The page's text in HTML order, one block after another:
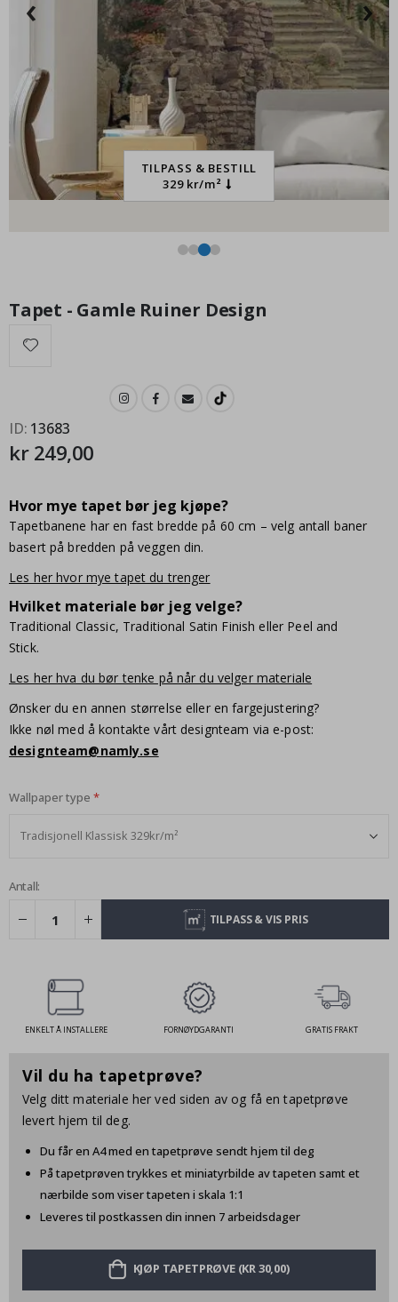
249,00 Kr
TILPASS & BESTILL
329 kr/m²
Tapet - Gamle Ruiner Design
ID 13683
kr 249,00
Hvor mye tapet bør jeg kjøpe?
Tapetbanene har en fast bredde på 60 cm – velg antall baner
basert på bredden på veggen din.
Les her hvor mye tapet du trenger
Hvilket materiale bør jeg velge?
Traditional Classic, Traditional Satin Finish eller Peel and
Stick.
Les her hva du bør tenke på når du velger materiale
Ønsker du en annen størrelse eller en fargejustering?
Ikke nøl med å kontakte vårt designteam via e-post:
designteam@namly.se
Wallpaper type
Antall:
TILPASS & VIS PRIS
ENKELT Å INSTALLERE FORNØYDGARANTI GRATIS FRAKT
Vil du ha tapetprøve?
Velg ditt materiale her ved siden av og få en tapetprøve
levert hjem til deg.
Du får en A4 med en tapetprøve sendt hjem til deg
På tapetprøven trykkes et miniatyrbilde av tapeten samt et
nærbilde som viser tapeten i skala 1:1
Leveres til postkassen din innen 7 arbeidsdager
KJØP TAPETPRØVE (KR 30,00)